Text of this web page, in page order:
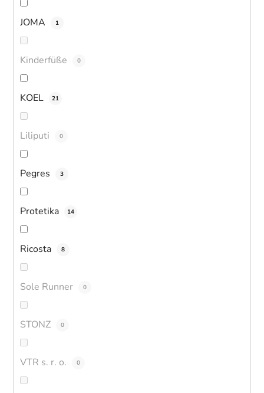
JOMA 1
Kinderfüße 0
KOEL 21
Liliputi 0
Pegres 3
Protetika 14
Ricosta 8
Sole Runner 0
STONZ 0
VTR s. r. o. 0